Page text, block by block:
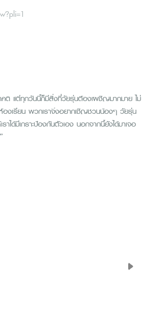
ต แต่ทุกวันนี้ก็มีสิ่งที่วัยรุ่นต้องเผชิญมากมาย ไม่
ห้องเรียน พวกเราจึงอยากเชิญชวนน้องๆ วัยรุ่น
าได้มีเกราะป้องกันตัวเอง นอกจากนี้ยังได้มาเจอ